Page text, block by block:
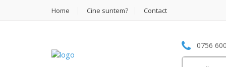
Home Cine suntem? Contact
0756